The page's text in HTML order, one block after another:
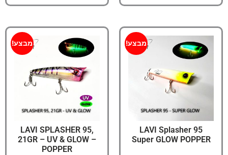
מבצע!
LAVI Splasher 95
Super GLOW POPPER
מבצע!
LAVI SPLASHER 95,
21GR – UV & GLOW –
POPPER